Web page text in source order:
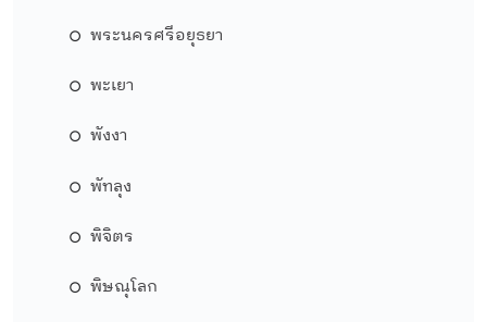
พระนครศรีอยุธยา
พะเยา
พังงา
พัทลุง
พิจิตร
พิษณุโลก